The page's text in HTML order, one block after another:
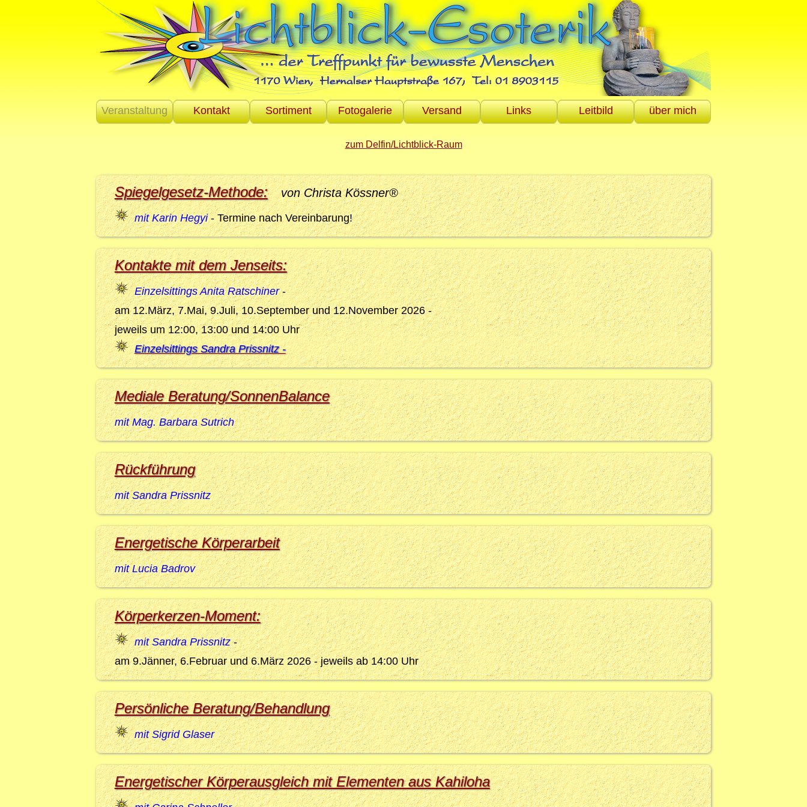
Veranstaltung Kontakt Sortiment Fotogalerie Versand Links Leitbild über mich
zum Delfin/Lichtblick-Raum
Spiegelgesetz-Methode:von Christa Kössner®
mit Karin Hegyi- Termine nach Vereinbarung!
Kontakte mit dem Jenseits:
Einzelsittings Anita Ratschiner-
am 12.März, 7.Mai, 9.Juli, 10.September und 12.November 2026 -
jeweils um 12:00, 13:00 und 14:00 Uhr
Einzelsittings Sandra Prissnitz -
Mediale Beratung/SonnenBalance
mit Mag. Barbara Sutrich
Rückführung
mit Sandra Prissnitz
Energetische Körperarbeit
mit Lucia Badrov
Körperkerzen-Moment:
mit Sandra Prissnitz-
am 9.Jänner, 6.Februar und 6.März 2026 - jeweils ab 14:00 Uhr
Persönliche Beratung/Behandlung
mit Sigrid Glaser
Energetischer Körperausgleich mit Elementen aus Kahiloha